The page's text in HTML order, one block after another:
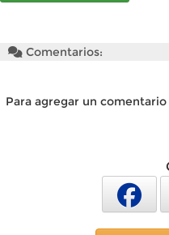
Comentarios:
Para agregar un comentario